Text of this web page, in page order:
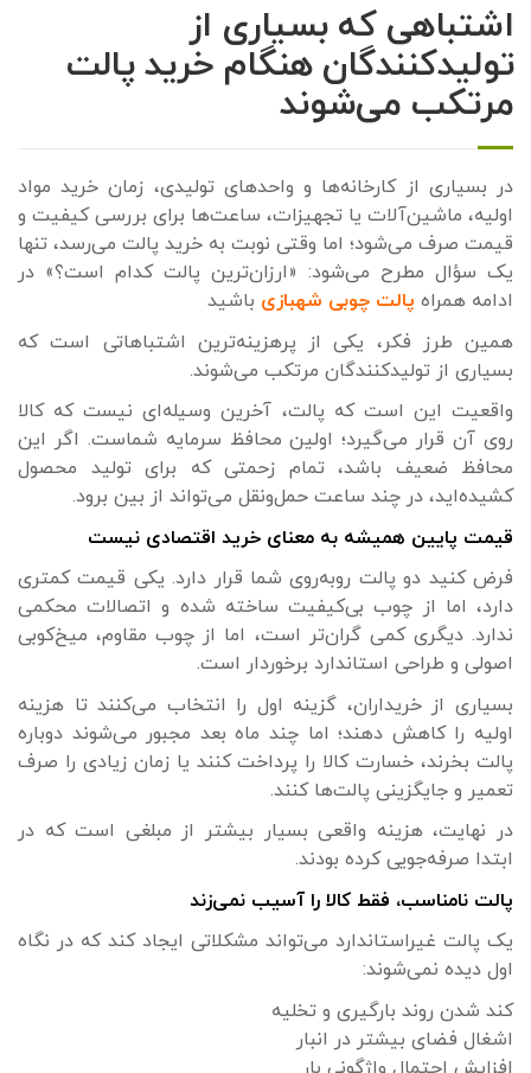
اشتباهی که بسیاری از
تولیدکنندگان هنگام خرید پالت
مرتکب می‌شوند
در بسیاری از کارخانه‌ها و واحدهای تولیدی، زمان خرید مواد
اولیه، ماشین‌آلات یا تجهیزات، ساعت‌ها برای بررسی کیفیت و
قیمت صرف می‌شود؛ اما وقتی نوبت به خرید پالت می‌رسد، تنها
یک سؤال مطرح می‌شود: «ارزان‌ترین پالت کدام است؟» در
ادامه همراه پالت چوبی شهبازی باشید
همین طرز فکر، یکی از پرهزینه‌ترین اشتباهاتی است که
بسیاری از تولیدکنندگان مرتکب می‌شوند.
واقعیت این است که پالت، آخرین وسیله‌ای نیست که کالا
روی آن قرار می‌گیرد؛ اولین محافظ سرمایه شماست. اگر این
محافظ ضعیف باشد، تمام زحمتی که برای تولید محصول
کشیده‌اید، در چند ساعت حمل‌ونقل می‌تواند از بین برود.
قیمت پایین همیشه به معنای خرید اقتصادی نیست
فرض کنید دو پالت روبه‌روی شما قرار دارد. یکی قیمت کمتری
دارد، اما از چوب بی‌کیفیت ساخته شده و اتصالات محکمی
ندارد. دیگری کمی گران‌تر است، اما از چوب مقاوم، میخ‌کوبی
اصولی و طراحی استاندارد برخوردار است.
بسیاری از خریداران، گزینه اول را انتخاب می‌کنند تا هزینه
اولیه را کاهش دهند؛ اما چند ماه بعد مجبور می‌شوند دوباره
پالت بخرند، خسارت کالا را پرداخت کنند یا زمان زیادی را صرف
تعمیر و جایگزینی پالت‌ها کنند.
در نهایت، هزینه واقعی بسیار بیشتر از مبلغی است که در
ابتدا صرفه‌جویی کرده بودند.
پالت نامناسب، فقط کالا را آسیب نمی‌زند
یک پالت غیراستاندارد می‌تواند مشکلاتی ایجاد کند که در نگاه
اول دیده نمی‌شوند:
کند شدن روند بارگیری و تخلیه
اشغال فضای بیشتر در انبار